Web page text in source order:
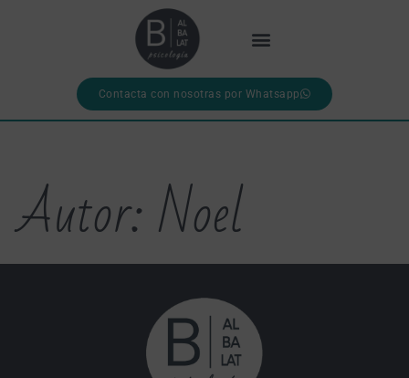
Contacta con nosotras por Whatsapp
Autor:Noel